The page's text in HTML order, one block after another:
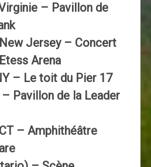
– Pavillon de
Jersey – Concert
Arena
– Le toit du Pier 17
Pavillon de la Leader
– Amphithéâtre